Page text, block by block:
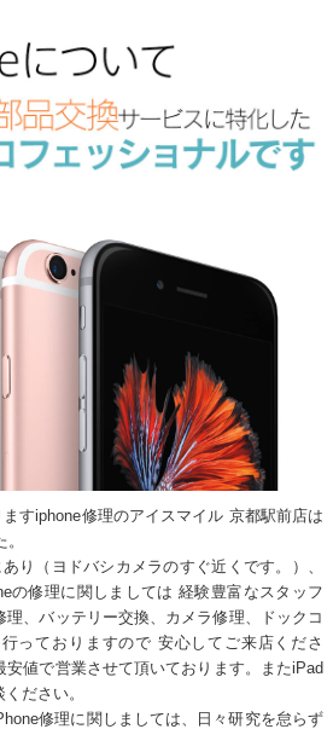
すiphone修理のアイスマイル 京都駅前店は
り（ヨドバシカメラのすぐ近くです。）、
の修理に関しましては 経験豊富なスタッフ
、バッテリー交換、カメラ修理、ドックコ
っておりますので 安心してご来店くださ
安値で営業させて頂いております。またiPad
ださい。
修理に関しましては、日々研究を怠らず